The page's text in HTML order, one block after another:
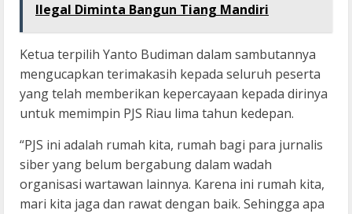
Ilegal Diminta Bangun Tiang Mandiri
Ketua terpilih Yanto Budiman dalam sambutannya
mengucapkan terimakasih kepada seluruh peserta
yang telah memberikan kepercayaan kepada dirinya
untuk memimpin PJS Riau lima tahun kedepan.
“PJS ini adalah rumah kita, rumah bagi para jurnalis
siber yang belum bergabung dalam wadah
organisasi wartawan lainnya. Karena ini rumah kita,
mari kita jaga dan rawat dengan baik. Sehingga apa